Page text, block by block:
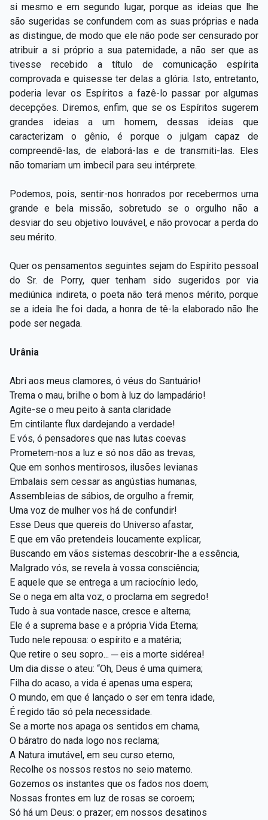
si mesmo e em segundo lugar, porque as ideias que lhe
são sugeridas se confundem com as suas próprias e nada
as distingue, de modo que ele não pode ser censurado por
atribuir a si próprio a sua paternidade, a não ser que as
tivesse recebido a título de comunicação espírita
comprovada e quisesse ter delas a glória. Isto, entretanto,
poderia levar os Espíritos a fazê-lo passar por algumas
decepções. Diremos, enfim, que se os Espíritos sugerem
grandes ideias a um homem, dessas ideias que
caracterizam o gênio, é porque o julgam capaz de
compreendê-las, de elaborá-las e de transmiti-las. Eles
não tomariam um imbecil para seu intérprete.
Podemos, pois, sentir-nos honrados por recebermos uma
grande e bela missão, sobretudo se o orgulho não a
desviar do seu objetivo louvável, e não provocar a perda do
seu mérito.
Quer os pensamentos seguintes sejam do Espírito pessoal
do Sr. de Porry, quer tenham sido sugeridos por via
mediúnica indireta, o poeta não terá menos mérito, porque
se a ideia lhe foi dada, a honra de tê-la elaborado não lhe
pode ser negada.
Urânia
Abri aos meus clamores, ó véus do Santuário!
Trema o mau, brilhe o bom à luz do lampadário!
Agite-se o meu peito à santa claridade
Em cintilante flux dardejando a verdade!
E vós, ó pensadores que nas lutas coevas
Prometem-nos a luz e só nos dão as trevas,
Que em sonhos mentirosos, ilusões levianas
Embalais sem cessar as angústias humanas,
Assembleias de sábios, de orgulho a fremir,
Uma voz de mulher vos há de confundir!
Esse Deus que quereis do Universo afastar,
E que em vão pretendeis loucamente explicar,
Buscando em vãos sistemas descobrir-lhe a essência,
Malgrado vós, se revela à vossa consciência;
E aquele que se entrega a um raciocínio ledo,
Se o nega em alta voz, o proclama em segredo!
Tudo à sua vontade nasce, cresce e alterna;
Ele é a suprema base e a própria Vida Eterna;
Tudo nele repousa: o espírito e a matéria;
Que retire o seu sopro... ─ eis a morte sidérea!
Um dia disse o ateu: “Oh, Deus é uma quimera;
Filha do acaso, a vida é apenas uma espera;
O mundo, em que é lançado o ser em tenra idade,
É regido tão só pela necessidade.
Se a morte nos apaga os sentidos em chama,
O báratro do nada logo nos reclama;
A Natura imutável, em seu curso eterno,
Recolhe os nossos restos no seio materno.
Gozemos os instantes que os fados nos doem;
Nossas frontes em luz de rosas se coroem;
Só há um Deus: o prazer; em nossos desatinos